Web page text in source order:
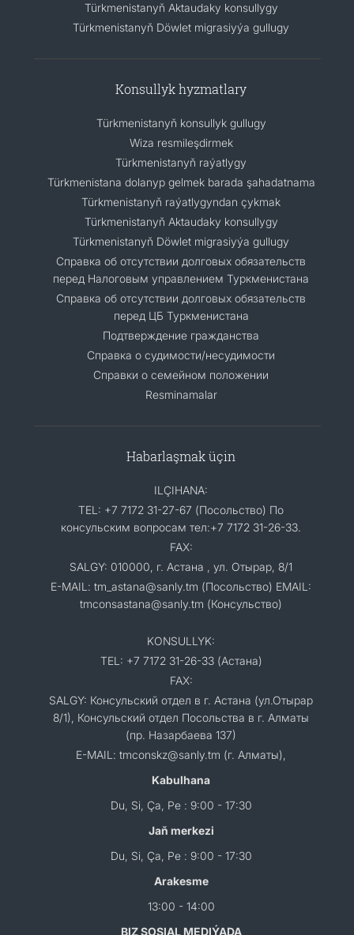
Türkmenistanyň Aktaudaky konsullygy
Türkmenistanyň Döwlet migrasiyýa gullugy
Konsullyk hyzmatlary
Türkmenistanyň konsullyk gullugy
Wiza resmileşdirmek
Türkmenistanyň raýatlygy
Türkmenistana dolanyp gelmek barada şahadatnama
Türkmenistanyň raýatlygyndan çykmak
Türkmenistanyň Aktaudaky konsullygy
Türkmenistanyň Döwlet migrasiyýa gullugy
Справка об отсутствии долговых обязательств
перед Налоговым управлением Туркменистана
Справка об отсутствии долговых обязательств
перед ЦБ Туркменистана
Подтверждение гражданства
Справка о судимости/несудимости
Cправки о семейном положении
Resminamalar
Habarlaşmak üçin
ILÇIHANA:
TEL: +7 7172 31-27-67 (Посольство) По
консульским вопросам тел:+7 7172 31-26-33.
FAX:
SALGY: 010000, г. Астана , ул. Отырар, 8/1
E-MAIL: tm_astana@sanly.tm (Посольство) EMAIL:
tmconsastana@sanly.tm (Консульство)
KONSULLYK:
TEL: +7 7172 31-26-33 (Астана)
FAX:
SALGY: Консульский отдел в г. Астана (ул.Отырар
8/1), Консульский отдел Посольства в г. Алматы
(пр. Назарбаева 137)
E-MAIL: tmconskz@sanly.tm (г. Алматы),
Kabulhana
Du, Si, Ça, Pe : 9:00 - 17:30
Jaň merkezi
Du, Si, Ça, Pe : 9:00 - 17:30
Arakesme
13:00 - 14:00
BIZ SOSIAL MEDIÝADA